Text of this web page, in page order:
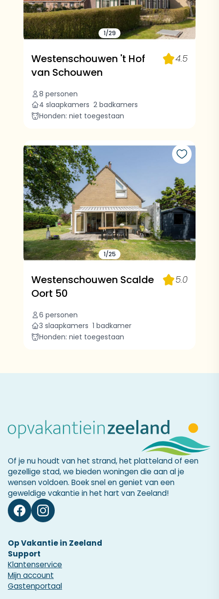
1/29
Westenschouwen 't Hof
van Schouwen
8 personen
4 slaapkamers 2 badkamers
Honden: niet toegestaan
4.5
1/25
Westenschouwen Scalde
Oort 50
6 personen
3 slaapkamers 1 badkamer
Honden: niet toegestaan
5.0
Of je nu houdt van het strand, het platteland of een
gezellige stad, we bieden woningen die aan al je
wensen voldoen. Boek snel en geniet van een
geweldige vakantie in het hart van Zeeland!
Op Vakantie in Zeeland
Support
Klantenservice
Mijn account
Gastenportaal